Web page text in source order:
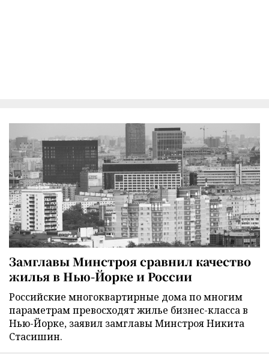
Замглавы Минстроя сравнил качество
жилья в Нью-Йорке и России
Российские многоквартирные дома по многим
параметрам превосходят жилье бизнес-класса в
Нью-Йорке, заявил замглавы Минстроя Никита
Стасишин.